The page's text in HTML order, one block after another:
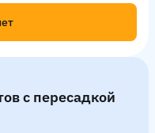
с пересадкой